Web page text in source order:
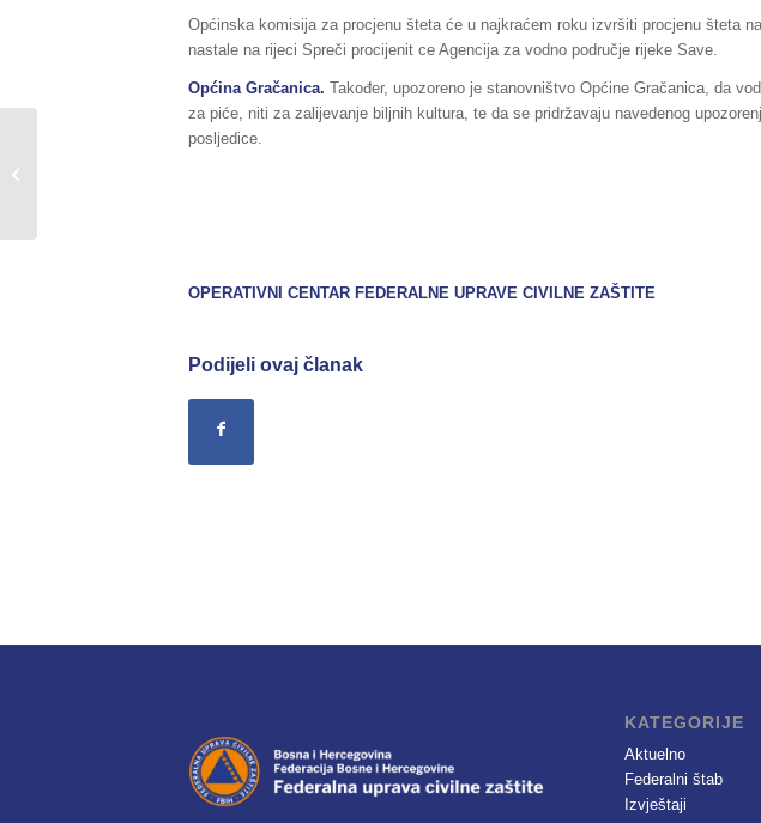
Općinska komisija za procjenu šteta će u najkraćem roku izvršiti procjenu šteta
nastale na rijeci Spreči procijenit ce Agencija za vodno područje rijeke Save.
Općina Gračanica. Također, upozoreno je stanovništvo Općine Gračanica, da
za piće, niti za zalijevanje biljnih kultura, te da se pridržavaju navedenog
posljedice.
OPERATIVNI CENTAR FEDERALNE UPRAVE CIVILNE ZAŠTITE
Podijeli ovaj članak
KATEGORIJE
Aktuelno
Federalni štab
Izvještaji
Sažetak redovnog izvještaja o stanju